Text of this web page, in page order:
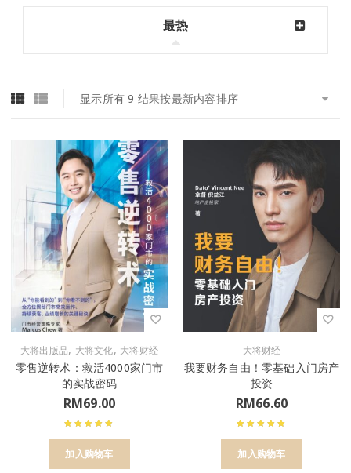
最热
显示所有 9 结果按最新内容排序
大将出版品, 大将文化, 大将财经
零售逆转术：救活4000家门市
的实战密码
RM69.00
加入购物车
大将财经
我要财务自由！零基础入门房产
投资
RM66.60
加入购物车